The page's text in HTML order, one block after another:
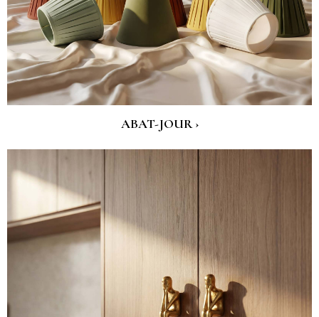
ABAT-JOUR ›